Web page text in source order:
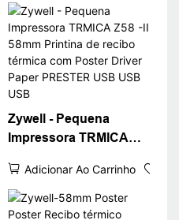
Ithermal Printer 58mm
em estoque USB+BT
Zywell - Pequena
Impressora TRMICA
de recibo térmica com
Poster Driver Paper
PRESTER USB USB
Adicionar Ao Carrinho